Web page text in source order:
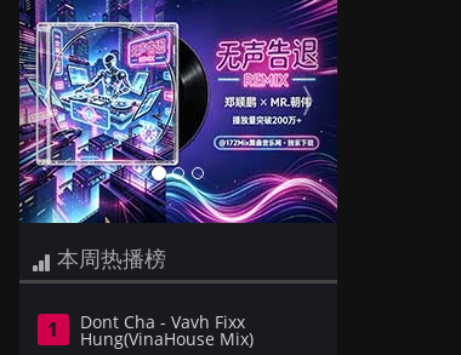
本周热播榜
1 Dont Cha - Vavh Fixx
Hung(VinaHouse Mix)